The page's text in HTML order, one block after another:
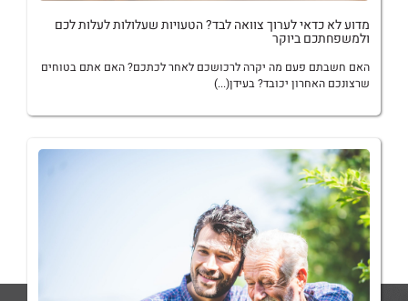
מדוע לא כדאי לערוך צוואה לבד‏?‏ הטעויות שעלולות לעלות לכם
ולמשפחתכם ביוקר
האם חשבתם פעם מה יקרה לרכושכם לאחר לכתכם‏?‏ האם אתם בטוחים
שרצונכם האחרון יכובד‏?‏ בעידן(...)